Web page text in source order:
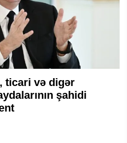
ticari və digər
şahidi